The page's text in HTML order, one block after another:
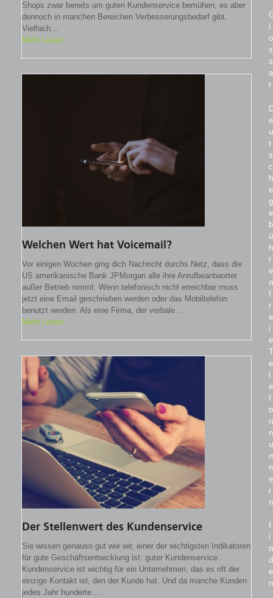
Shops zwar bereits um guten Kundenservice bemühen, es aber
dennoch in manchen Bereichen Verbesserungsbedarf gibt.
Vielfach…
Mehr Lesen
Welchen Wert hat Voicemail?
Vor einigen Wochen ging dich Nachricht durchs Netz, dass die
US amerikanische Bank JPMorgan alle ihre Anrufbeantworter
außer Betrieb nimmt. Wenn telefonisch nicht erreichbar muss
jetzt eine Email geschrieben werden oder das Mobiltelefon
benutzt werden. Als eine Firma, der verbale…
Mehr Lesen
Der Stellenwert des Kundenservice
Sie wissen genauso gut wie wir, einer der wichtigsten Indikatoren
für gute Geschäftsentwicklung ist: guter Kundenservice.
Kundenservice ist wichtig für ein Unternehmen, das es oft der
einzige Kontakt ist, den der Kunde hat. Und da manche Kunden
jedes Jahr hunderte…
o
s
s
a
r
e
u
t
s
c
h
e
g
e
b
ü
h
r
e
n
f
r
e
i
e
T
e
e
f
o
n
n
u
e
r
n
f
i
n
d
e
n